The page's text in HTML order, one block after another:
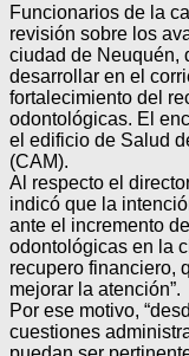
Funcionarios de la
revisión sobre los
ciudad de Neuquén,
desarrollar en el
fortalecimiento del
odontológicas. El
el edificio de Salud
(CAM).
Al respecto el
indicó que la
ante el incremento
odontológicas en la
recupero financiero,
mejorar la atención”.
Por ese motivo,
cuestiones